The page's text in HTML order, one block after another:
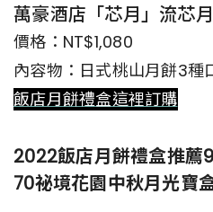
萬豪酒店「芯月」流芯
價格：NT$1,080
內容物：日式桃山月餅3種
飯店月餅禮盒這裡訂購
2022飯店月餅禮盒推薦
70祕境花園中秋月光寶盒